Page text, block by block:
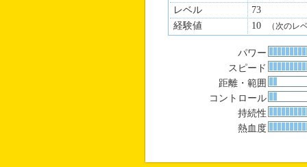
レベル
73
経験値
10 （次のレ
パワー
スピード
距離・範囲
コントロール
持続性
熱血度